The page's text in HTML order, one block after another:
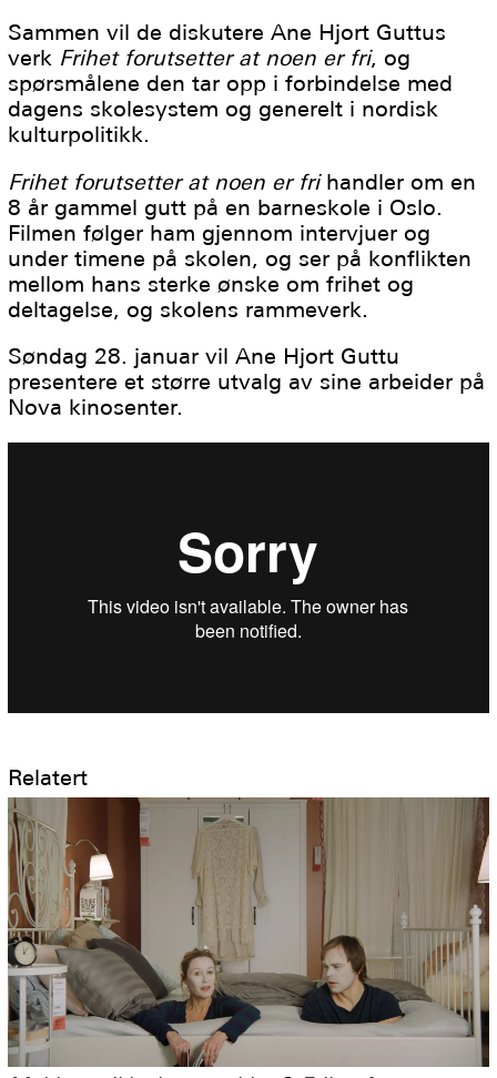
Sammen vil de diskutere Ane Hjort Guttus
verk Frihet forutsetter at noen er fri, og
spørsmålene den tar opp i forbindelse med
dagens skolesystem og generelt i nordisk
kulturpolitikk.
Frihet forutsetter at noen er frihandler om en
8 år gammel gutt på en barneskole i Oslo.
Filmen følger ham gjennom intervjuer og
under timene på skolen, og ser på konflikten
mellom hans sterke ønske om frihet og
deltagelse, og skolens rammeverk.
Søndag 28. januar vil Ane Hjort Guttu
presentere et større utvalg av sine arbeider på
Nova kinosenter.
Relatert